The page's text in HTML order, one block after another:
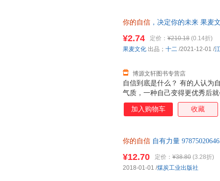
方向，不断地拓展、拓展出枝
你的自信 ，决定你的未来 果麦
自信到底是什么？ 有的人认为
气质，一种自己变得更优秀后
内心都拥有的火苗，只待你去
可以后天习得的思维模式和习
方向，不断地拓展、拓展出枝
¥2.74 定价： ¥210.18 (0.14折)
博源文轩图书专营店
果麦文化 出品； 十二 /2021-12-01 /
加入购物车 收藏
你的自信 自有力量
¥12.70 定价： ¥38.80 (3.28折)
2018-01-01 /煤炭工业出版社